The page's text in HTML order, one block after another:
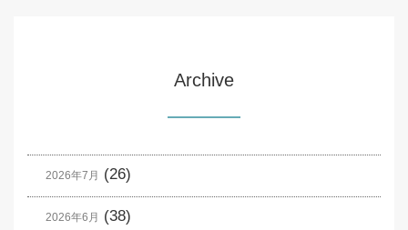
Archive
2026年7月 (26)
2026年6月 (38)